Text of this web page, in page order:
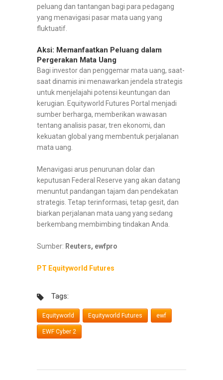
peluang dan tantangan bagi para pedagang
yang menavigasi pasar mata uang yang
fluktuatif.
Aksi: Memanfaatkan Peluang dalam
Pergerakan Mata Uang
Bagi investor dan penggemar mata uang, saat-
saat dinamis ini menawarkan jendela strategis
untuk menjelajahi potensi keuntungan dan
kerugian. Equityworld Futures Portal menjadi
sumber berharga, memberikan wawasan
tentang analisis pasar, tren ekonomi, dan
kekuatan global yang membentuk perjalanan
mata uang.
Menavigasi arus penurunan dolar dan
keputusan Federal Reserve yang akan datang
menuntut pandangan tajam dan pendekatan
strategis. Tetap terinformasi, tetap gesit, dan
biarkan perjalanan mata uang yang sedang
berkembang membimbing tindakan Anda.
Sumber: Reuters, ewfpro
PT Equityworld Futures
Tags:
Equityworld Equityworld Futures ewf
EWF Cyber 2